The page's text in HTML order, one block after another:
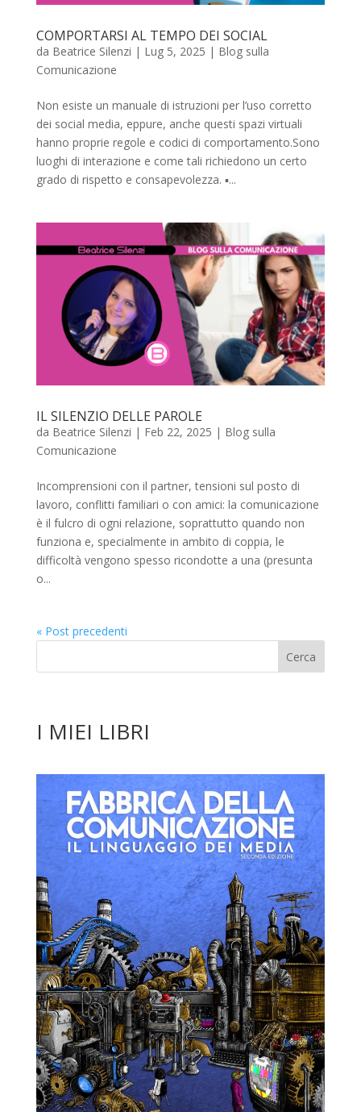
COMPORTARSI AL TEMPO DEI SOCIAL
da Beatrice Silenzi | Lug 5, 2025 | Blog sulla
Comunicazione
Non esiste un manuale di istruzioni per l’uso corretto
dei social media, eppure, anche questi spazi virtuali
hanno proprie regole e codici di comportamento.Sono
luoghi di interazione e come tali richiedono un certo
grado di rispetto e consapevolezza. ▪️...
IL SILENZIO DELLE PAROLE
da Beatrice Silenzi | Feb 22, 2025 | Blog sulla
Comunicazione
Incomprensioni con il partner, tensioni sul posto di
lavoro, conflitti familiari o con amici: la comunicazione
è il fulcro di ogni relazione, soprattutto quando non
funziona e, specialmente in ambito di coppia, le
difficoltà vengono spesso ricondotte a una (presunta
o...
« Post precedenti
I MIEI LIBRI